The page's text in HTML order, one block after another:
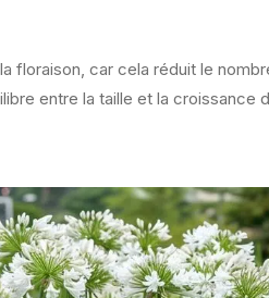
floraison, car cela réduit le
entre la taille et la croissance